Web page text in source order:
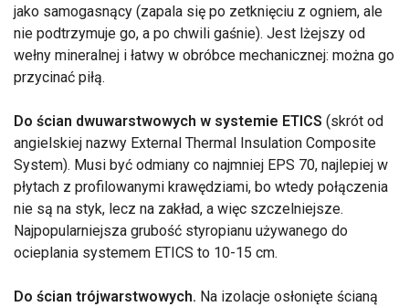
jako samogasnący (zapala się po zetknięciu z ogniem, ale
nie podtrzymuje go, a po chwili gaśnie). Jest lżejszy od
wełny mineralnej i łatwy w obróbce mechanicznej: można go
przycinać piłą.
Do ścian dwuwarstwowych w systemie ETICS (skrót od
angielskiej nazwy External Thermal Insulation Composite
System). Musi być odmiany co najmniej EPS 70, najlepiej w
płytach z profilowanymi krawędziami, bo wtedy połączenia
nie są na styk, lecz na zakład, a więc szczelniejsze.
Najpopularniejsza grubość styropianu używanego do
ocieplania systemem ETICS to 10-15 cm.
Do ścian trójwarstwowych. Na izolacje osłonięte ścianą